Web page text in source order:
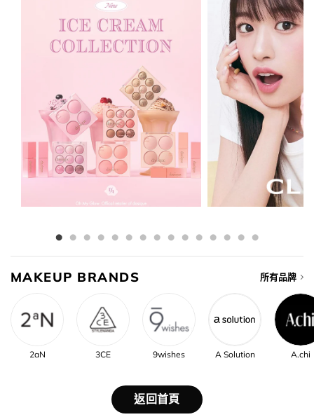
MAKEUP BRANDS 所有品牌
2aN 3CE 9wishes A Solution A.chi
返回首頁